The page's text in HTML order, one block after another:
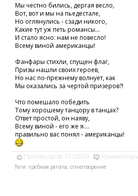
Мы честно бились, дергая весло,
Вот, вот и мы на пьедестале,
Но оглянулись - сзади никого,
Какие тут уж петь романсы...
И стало ясно: нам не повесло!
Всему виной американцы!
Фанфары стихли, спущен флаг,
Призы нашли своих героев,
Но нас по-прежнему волнует, как
Мы оказались за чертой призеров?!
Что помешало победить
Тому хорошему танцору в танцах?
Ответ простой, он наяву,
Всему виной - его же я....
правильно вас понял - американцы!
Просмотров: 1778550
Теги: гребная регата, стихотворение